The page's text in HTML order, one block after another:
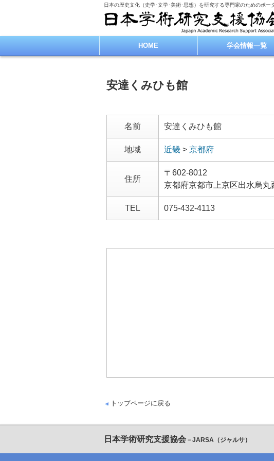
日本の歴史文化（史学･文学･美術･思想）を研究する専門家のためのポー
HOME 学会情報一覧
安達くみひも館
名前 安達くみひも館
地域 近畿 > 京都府
住所
〒602-8012
京都府京都市上京区出水烏丸
TEL 075-432-4113
トップページに戻る
日本学術研究支援協会 －JARSA（ジャルサ）